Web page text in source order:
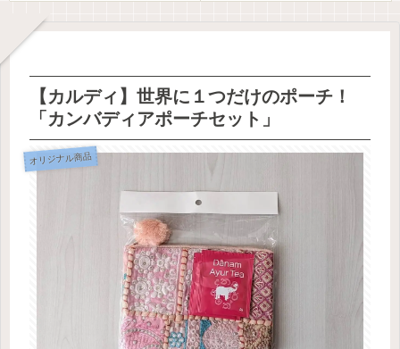
【カルディ】世界に１つだけのポーチ！
「カンバディアポーチセット」
オリジナル商品